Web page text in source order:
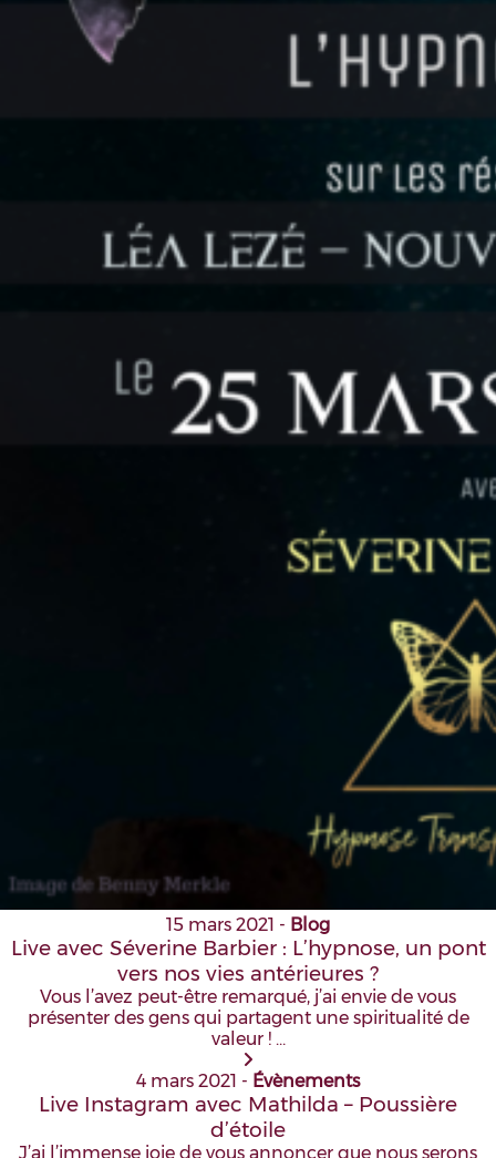
15 mars 2021 - Blog
Live avec Séverine Barbier : L’hypnose, un pont
vers nos vies antérieures ?
Vous l’avez peut-être remarqué, j’ai envie de vous
présenter des gens qui partagent une spiritualité de
valeur ! …
4 mars 2021 - Évènements
Live Instagram avec Mathilda – Poussière
d’étoile
J’ai l’immense joie de vous annoncer que nous serons